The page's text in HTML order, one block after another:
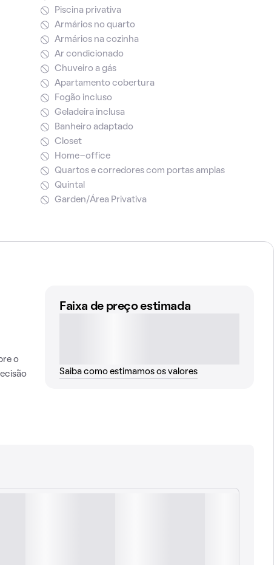
Piscina privativa
Armários no quarto
Armários na cozinha
Ar condicionado
Chuveiro a gás
Apartamento cobertura
Fogão incluso
Geladeira inclusa
Banheiro adaptado
Closet
Home-office
Quartos e corredores com portas amplas
Quintal
Garden/Área Privativa
o
Faixa de preço estimada
Saiba como estimamos os valores